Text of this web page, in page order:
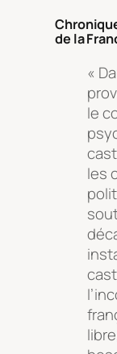
de la
«
le
les